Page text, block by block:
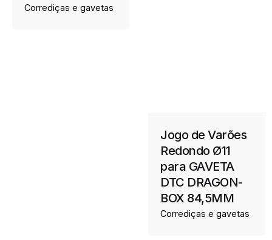
Corrediças e gavetas
Jogo de Varões
Redondo Ø11
para GAVETA
DTC DRAGON-
BOX 84,5MM
Corrediças e gavetas